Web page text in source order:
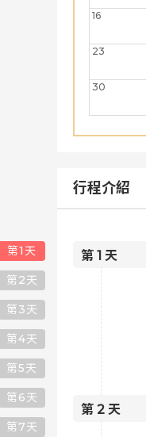
16
23
30
行程介紹
第1 天
第2天
第3天
第4天
第5天
第6天
第7天
第 1 天
第 2 天